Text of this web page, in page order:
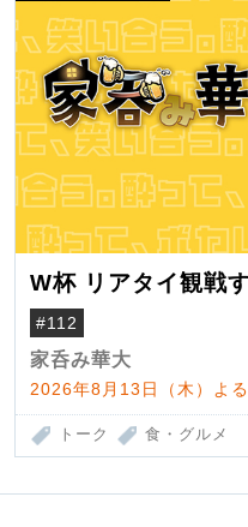
W杯 リアタイ観戦
#112
家呑み華大
2026年8月13日（木）よ
トーク 食・グルメ